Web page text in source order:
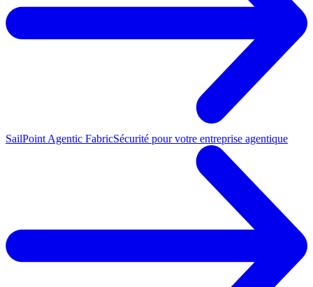
SailPoint Agentic FabricSécurité pour votre entreprise agentique